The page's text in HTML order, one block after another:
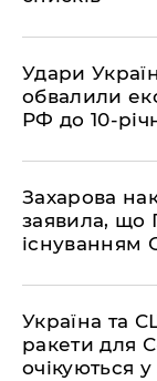
​Удари
обвалили
РФ до 10-
​Захарова
заявила, що
існуванням
​Україна та
ракети для
очікуються